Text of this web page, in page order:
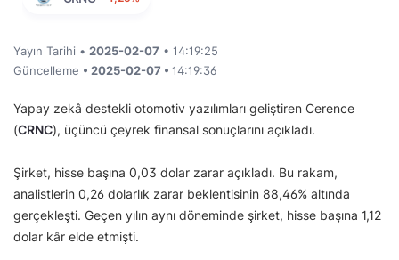
Yayın Tarihi • 2025-02-07 • 14:19:25
Güncelleme • 2025-02-07 • 14:19:36
Yapay zekâ destekli otomotiv yazılımları geliştiren Cerence
(CRNC), üçüncü çeyrek finansal sonuçlarını açıkladı.
Şirket, hisse başına 0,03 dolar zarar açıkladı. Bu rakam,
analistlerin 0,26 dolarlık zarar beklentisinin 88,46% altında
gerçekleşti. Geçen yılın aynı döneminde şirket, hisse başına 1,12
dolar kâr elde etmişti.